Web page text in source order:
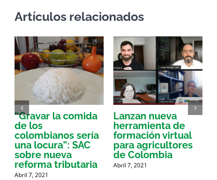
Artículos relacionados
“Gravar la comida
de los
colombianos sería
una locura”: SAC
sobre nueva
reforma tributaria
Abril 7, 2021
Lanzan nueva
herramienta de
formación virtual
para agricultores
de Colombia
Abril 7, 2021